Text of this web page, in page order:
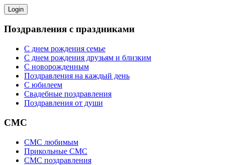
Поздравления с праздниками
С днем рождения семье
С днем рождения друзьям и близким
C новорожденным
Поздравления на каждый день
С юбилеем
Свадебные поздравления
Поздравления от души
СМС
СМС любимым
Прикольные СМС
СМС поздравления